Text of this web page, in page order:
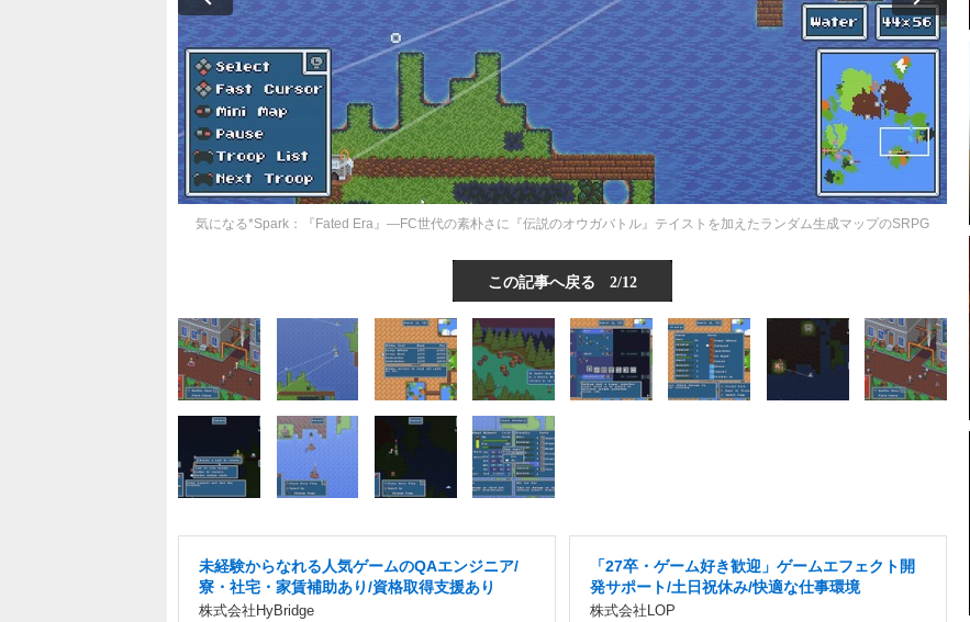
気になる*Spark：『Fated Era』―FC世代の素朴さに『伝説のオウガバトル』テイストを加えたランダム生成マップのSRPG
この記事へ戻る 2/12
未経験からなれる人気ゲームのQAエンジニア/
寮・社宅・家賃補助あり/資格取得支援あり
株式会社HyBridge
「27卒・ゲーム好き歓迎」ゲームエフェクト開
発サポート/土日祝休み/快適な仕事環境
株式会社LOP